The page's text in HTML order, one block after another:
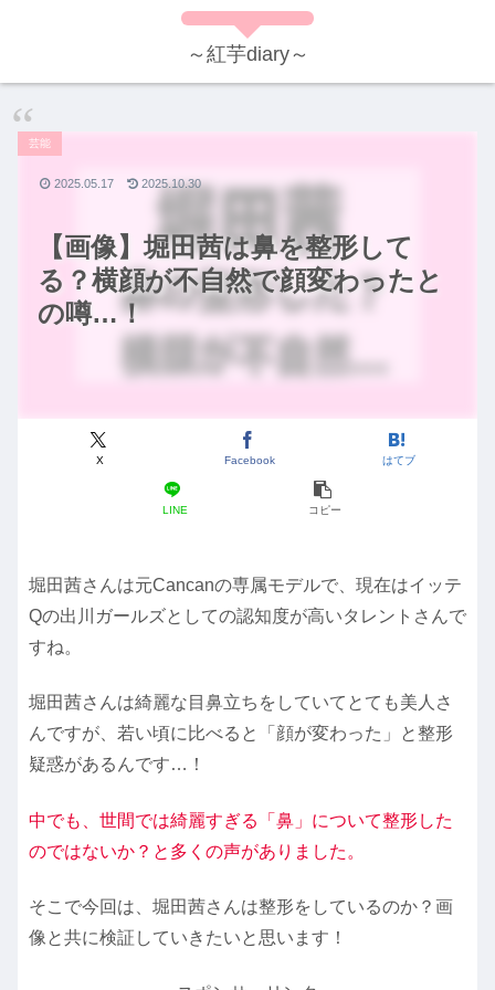
～紅芋diary～
【画像】堀田茜は鼻を整形して
る？横顔が不自然で顔変わったと
の噂…！
芸能
X Facebook はてブ
LINE コピー
2025.05.17 2025.10.30
堀田茜さんは元Cancanの専属モデルで、現在はイッテ
Qの出川ガールズとしての認知度が高いタレントさんで
すね。
堀田茜さんは綺麗な目鼻立ちをしていてとても美人さ
んですが、若い頃に比べると「顔が変わった」と整形
疑惑があるんです…！
中でも、世間では綺麗すぎる「鼻」について整形した
のではないか？と多くの声がありました。
そこで今回は、堀田茜さんは整形をしているのか？画
像と共に検証していきたいと思います！